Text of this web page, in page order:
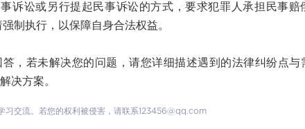
诉讼或另行提起民事诉讼的方式，要求犯罪人承担民事赔
制执行，以保障自身合法权益。
若未解决您的问题，请您详细描述遇到的法律纠纷点与
决方案。
习交流。若您的权利被侵害，请联系123456@qq.com